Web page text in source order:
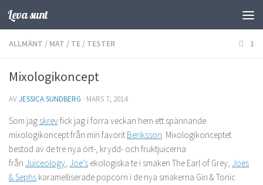
Hoppa till innehåll
Leva sunt
ALLMÄNT / MAT / TE / TESTER 1
Mixologikoncept
AVJESSICA SUNDBERG · MARS 7, 2014
Som jag skrevfick jag i förra veckan hem ett spännande
mixologikoncept från min favorit Beriksson. Mixologikonceptet
bestod av de tre nya ört-, krydd- och fruktjuicerna
från Juiceology, Joe’s ekologiska te i smaken The Earl of Grey, Joes
& Sephs karamelliserade popcorn i de nya smakerna Gin & Tonic